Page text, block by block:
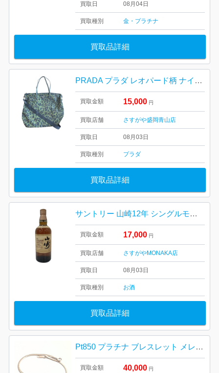
買取日 08月04日
買取種別 金・プラチナ
買取品詳細
PRADA プラダ レオパード柄 ナイロンショルダーバッグ
買取金額 15,000 円
買取店舗 さすがや盛岡青山店
買取日 08月03日
買取種別 プラダ
買取品詳細
サントリー 山崎12年 シングルモルトウイスキー
買取金額 17,000 円
買取店舗 さすがやMONAKA店
買取日 08月03日
買取種別 お酒
買取品詳細
Pt850 プラチナ ブレスレット メレダイヤ
買取金額 40,000 円